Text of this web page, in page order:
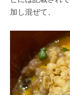
加し混ぜて、